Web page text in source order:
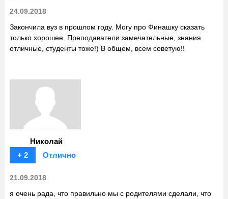
24.09.2018
Закончила вуз в прошлом году. Могу про Финашку сказать
только хорошее. Преподаватели замечательные, знания
отличные, студенты тоже!) В общем, всем советую!!
Николай
+ 2
Отлично
21.09.2018
я очень рада, что правильно мы с родителями сделали, что